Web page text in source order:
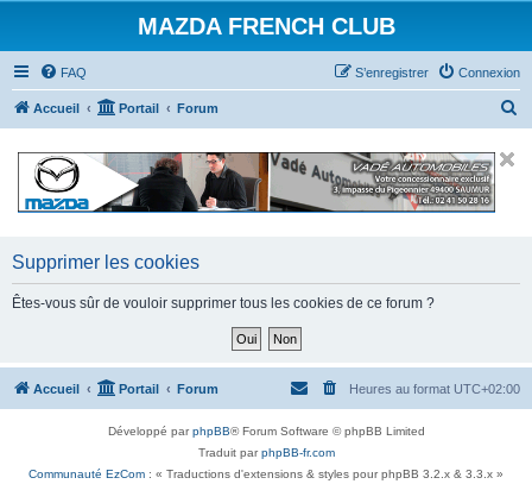
MAZDA FRENCH CLUB
FAQ Connexion
S’enregistrer
Accueil Portail Forum
Supprimer les cookies
Êtes-vous sûr de vouloir supprimer tous les cookies de ce forum ?
Accueil Portail Forum Heures au format UTC+02:00
Développé parphpBB® Forum Software © phpBB Limited
Traduit parphpBB-fr.com
Communauté EzCom : « Traductions d'extensions & styles pour phpBB 3.2.x & 3.3.x »